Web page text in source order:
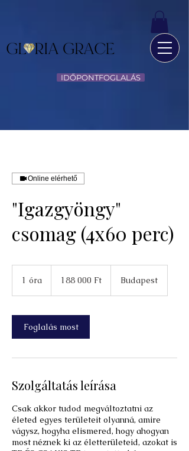
IDŐPONTFOGLALÁS
Online elérhető
"Igazgyöngy"
csomag (4x60 perc)
1 óra
magyar
forint188 000 Ft Budapest
Foglalás most
Szolgáltatás leírása
Csak akkor tudod megváltoztatni az
életed egyes területeit olyanná, amire
vágysz, hogyha elismered, hogy ahogyan
most néznek ki az életterületeid, azokat is